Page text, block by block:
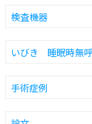
検査機器
いびき 睡眠時無
手術症例